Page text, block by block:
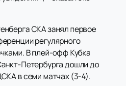
СКА занял первое
регулярного
В плей-офф Кубка
Петербурга дошли до
в семи матчах (3-4).